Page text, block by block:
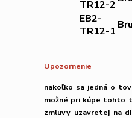
TR12-2
EB2-
TR12-1
Upozornenie
nakoľko sa jedná o
možné pri kúpe tohto
zmluvy uzavretej na